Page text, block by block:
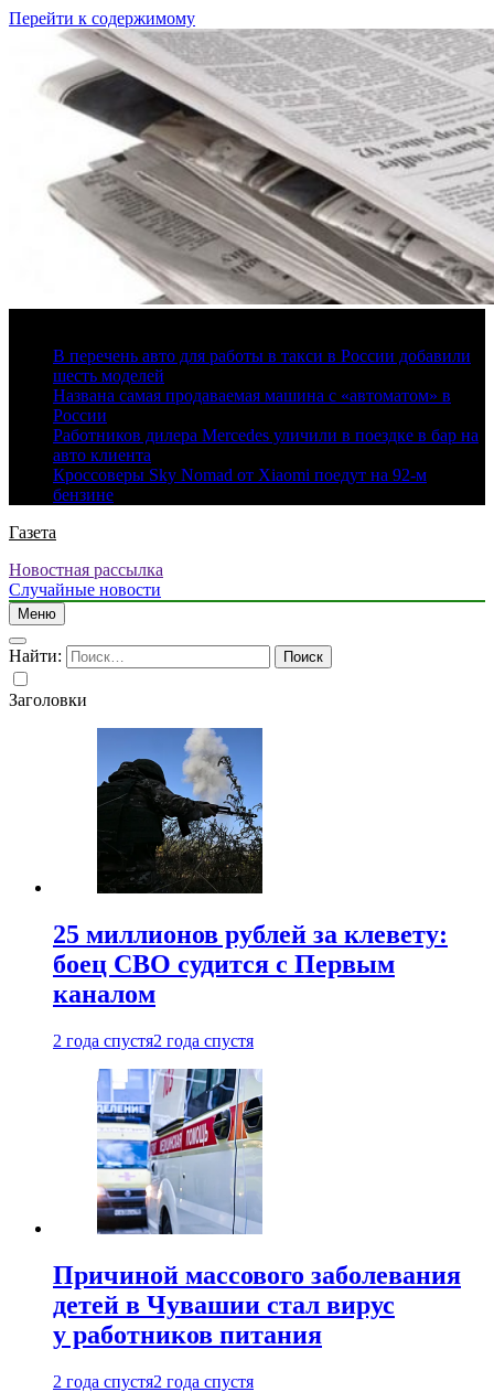
Перейти к содержимому
В перечень авто для работы в такси в России добавили
шесть моделей
Названа самая продаваемая машина с «автоматом» в
России
Работников дилера Mercedes уличили в поездке в бар на
авто клиента
Кроссоверы Sky Nomad от Xiaomi поедут на 92-м
бензине
Газета
Новостная рассылка
Случайные новости
Меню
Найти:
Заголовки
25 миллионов рублей за клевету:
боец СВО судится с Первым
каналом
2 года спустя2 года спустя
Причиной массового заболевания
детей в Чувашии стал вирус
у работников питания
2 года спустя2 года спустя